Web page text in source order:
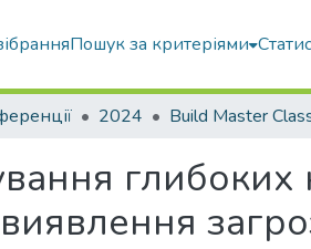
Пошук за критеріями
2024 Build Master